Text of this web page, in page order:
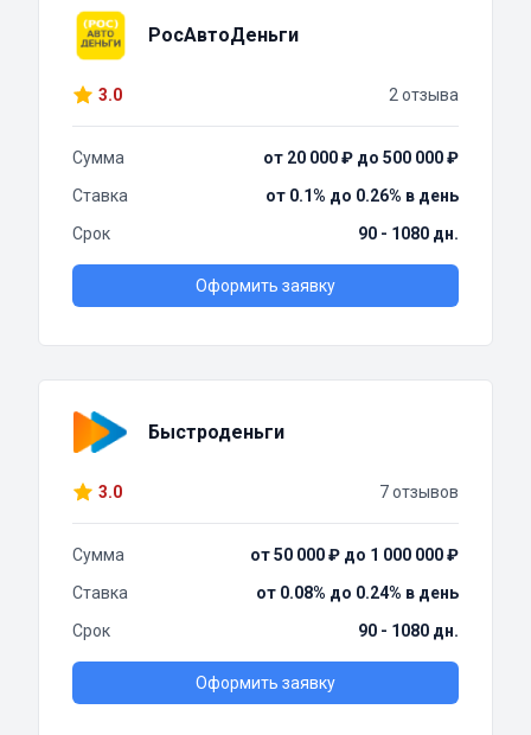
РосАвтоДеньги
3.0 2 отзыва
Сумма
от 20 000 ₽ до 500 000 ₽
Ставка
от 0.1% до 0.26% в день
Срок
90 - 1080 дн.
Оформить заявку
Быстроденьги
3.0 7 отзывов
Сумма
от 50 000 ₽ до 1 000 000 ₽
Ставка
от 0.08% до 0.24% в день
Срок
90 - 1080 дн.
Оформить заявку